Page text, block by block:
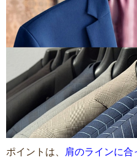
ポイントは、
肩のラインに